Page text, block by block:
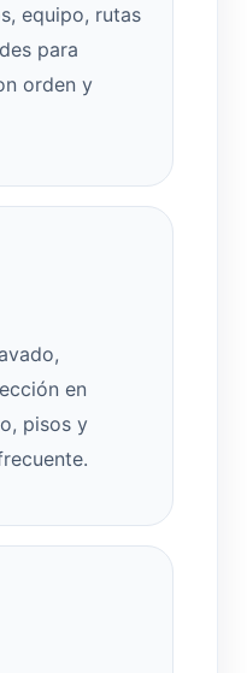
equipo, rutas
para
orden y
en
pisos y